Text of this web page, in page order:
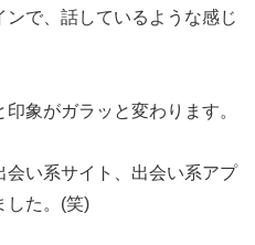
で、話しているような感じ
象がガラッと変わります。
い系サイト、出会い系アプ
した。(笑)